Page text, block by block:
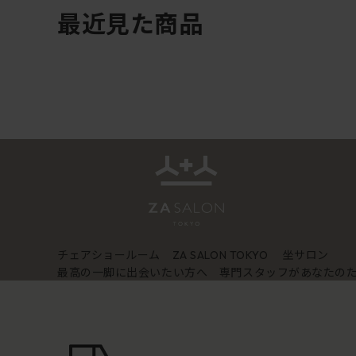
最近見た商品
チェアショールーム ZA SALON TOKYO
坐サロン
最高の一脚に出会いたい方へ 専門スタッフがあなたの